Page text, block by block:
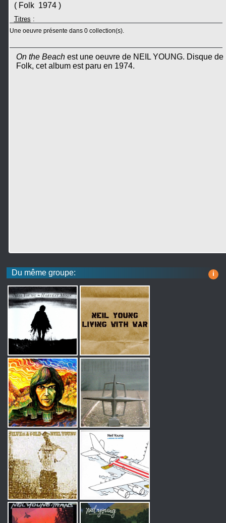
( Folk 1974 )
Titres :
Une oeuvre présente dans 0 collection(s).
On the Beachest une oeuvre de NEIL YOUNG. Disque de
Folk, cet album est paru en 1974.
Du même groupe: i